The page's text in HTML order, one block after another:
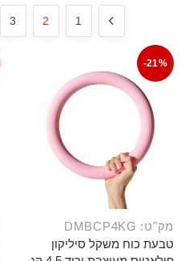
1
2
3
-21%
מק"ט: DMBCP4KG
טבעת כוח משקל סיליקון